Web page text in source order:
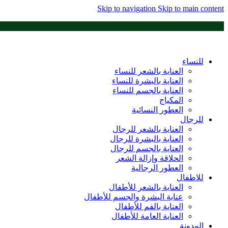
Skip to navigation Skip to main content
للنساء
العناية بالشعر للنساء
العناية بالبشرة للنساء
العناية بالجسم للنساء
المكياج
العطور النسائية
للرجال
العناية بالشعر للرجال
العناية بالبشرة للرجال
العناية بالجسم للرجال
الحلاقة وإزالة الشعر
العطور الرجالية
للاطفال
العناية بالشعر للأطفال
عناية البشرة والجسم للأطفال
العناية بالفم للأطفال
العناية العامة للأطفال
المدونة